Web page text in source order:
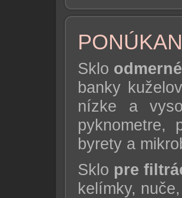
Sklo odmerné
banky
nízke a
pyknometre,
byrety a
Sklo pre
kelímky,